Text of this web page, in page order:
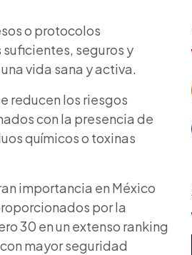
o protocolos
seguros y
vida sana y activa.
reducen los riesgos
con la presencia de
químicos o toxinas
importancia en México
por la
30 en un extenso ranking
mayor seguridad